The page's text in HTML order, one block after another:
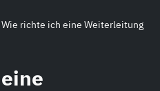
Wie richte ich eine Weiterleitung